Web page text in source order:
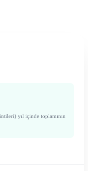
yıl içinde toplamının